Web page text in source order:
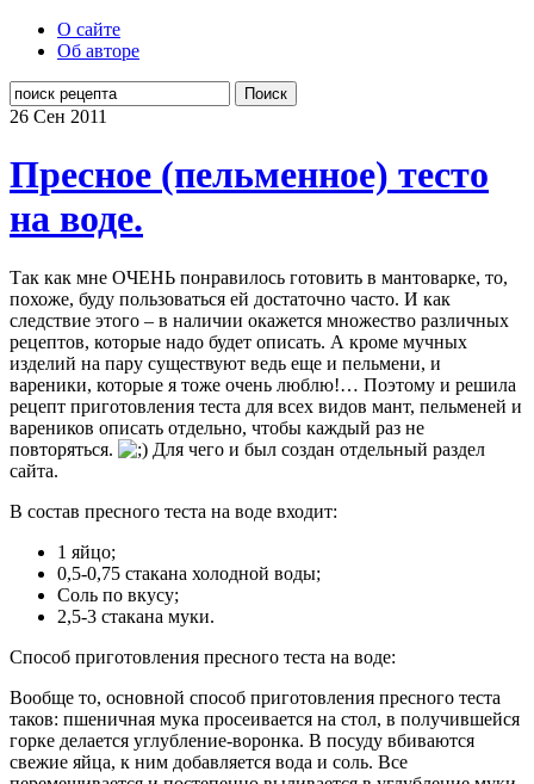
О сайте
Об авторе
Поиск
26 Сен 2011
Пресное (пельменное) тесто
на воде.
Так как мне ОЧЕНЬ понравилось готовить в мантоварке, то,
похоже, буду пользоваться ей достаточно часто. И как
следствие этого – в наличии окажется множество различных
рецептов, которые надо будет описать. А кроме мучных
изделий на пару существуют ведь еще и пельмени, и
вареники, которые я тоже очень люблю!… Поэтому и решила
рецепт приготовления теста для всех видов мант, пельменей и
вареников описать отдельно, чтобы каждый раз не
повторяться.
Для чего и был создан отдельный раздел
сайта.
В состав пресного теста на воде входит:
1 яйцо;
0,5-0,75 стакана холодной воды;
Соль по вкусу;
2,5-3 стакана муки.
Способ приготовления пресного теста на воде:
Вообще то, основной способ приготовления пресного теста
таков: пшеничная мука просеивается на стол, в получившейся
горке делается углубление-воронка. В посуду вбиваются
свежие яйца, к ним добавляется вода и соль. Все